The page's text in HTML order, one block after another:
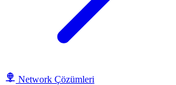
Network Çözümleri